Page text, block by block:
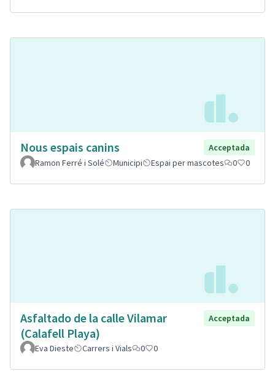
Nous espais canins
Acceptada
Ramon Ferré i Solé
Municipi Espai per mascotes 0 0
Asfaltado de la calle Vilamar
(Calafell Playa)
Acceptada
Eva Dieste Carrers i Vials 0 0